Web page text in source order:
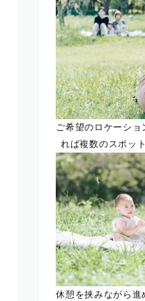
ご希望のロケーシ
れば複数のスポッ
休憩を挟みながら